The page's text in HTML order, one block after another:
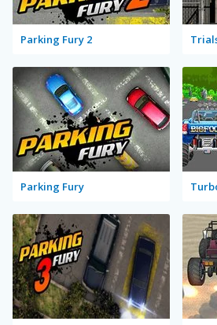
Parking Fury 2
Parking Fury